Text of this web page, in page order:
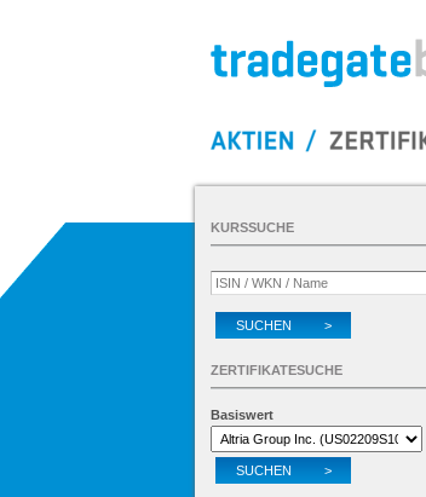
KURSSUCHE
SUCHEN >
ZERTIFIKATESUCHE
Basiswert
SUCHEN >